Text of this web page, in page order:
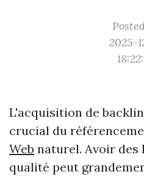
2025-
L'acquisition de
crucial du
Web naturel. Avoir des
qualité peut